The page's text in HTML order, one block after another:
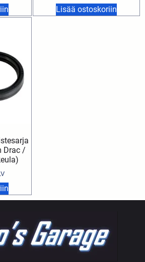
Lisää ostoskoriin
Drac /